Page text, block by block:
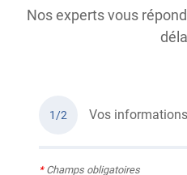
Nos experts vous
1/2 Vos informations
*Champs obligatoires